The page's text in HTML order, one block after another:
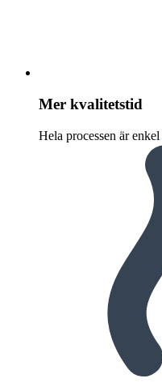
Mer kvalitetstid
Hela processen är